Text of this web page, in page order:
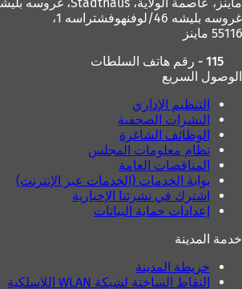
ماينز، عاصمة الولاية،
غروسه بليشه 46/لوفنهوفشتراسه 1،
55116 ماينز
115 - رقم هاتف السلطات
الوصول السريع
التنظيم الإداري
النشرات الصحفية
الوظائف الشاغرة
نظام معلومات المجلس
المناقصات العامة
بوابة الخدمات (الخدمات عبر الإنترنت)
اشترك في نشرتنا الإخبارية
إعدادات حماية البيانات
خدمة المدينة
خريطة المدينة
النقاط الساخنة لشبكة WLAN اللاسلكية